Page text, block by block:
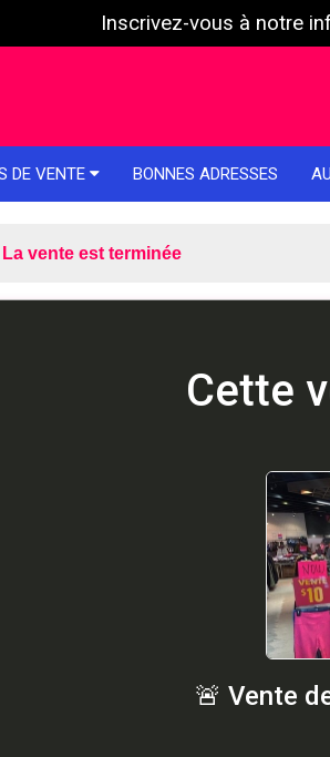
Inscrivez-vous à notre
DE VENTE BONNES ADRESSES
La vente est terminée
Cette
🚨 Vente